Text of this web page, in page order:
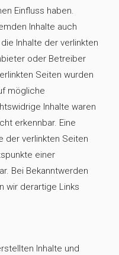
Einfluss haben.
Inhalte auch
Inhalte der verlinkten
oder Betreiber
Seiten wurden
mögliche
Inhalte waren
erkennbar. Eine
der verlinkten Seiten
einer
Bei Bekanntwerden
wir derartige Links
Inhalte und